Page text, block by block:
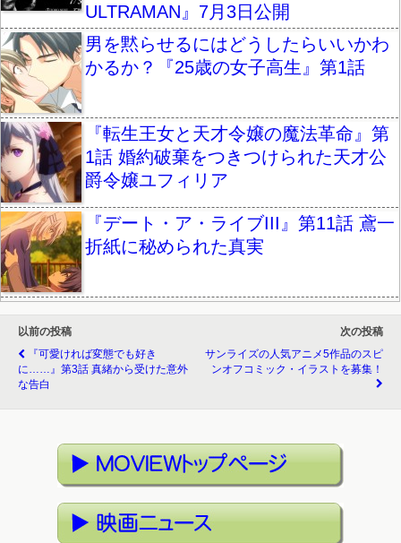
ULTRAMAN』7月3日公開
男を黙らせるにはどうしたらいいかわ
かるか？『25歳の女子高生』第1話
『転生王女と天才令嬢の魔法革命』第
1話 婚約破棄をつきつけられた天才公
爵令嬢ユフィリア
『デート・ア・ライブIII』第11話 鳶一
折紙に秘められた真実
以前の投稿
『可愛ければ変態でも好き
に……』第3話 真緒から受けた意外
な告白
次の投稿
サンライズの人気アニメ5作品のスピ
ンオフコミック・イラストを募集！